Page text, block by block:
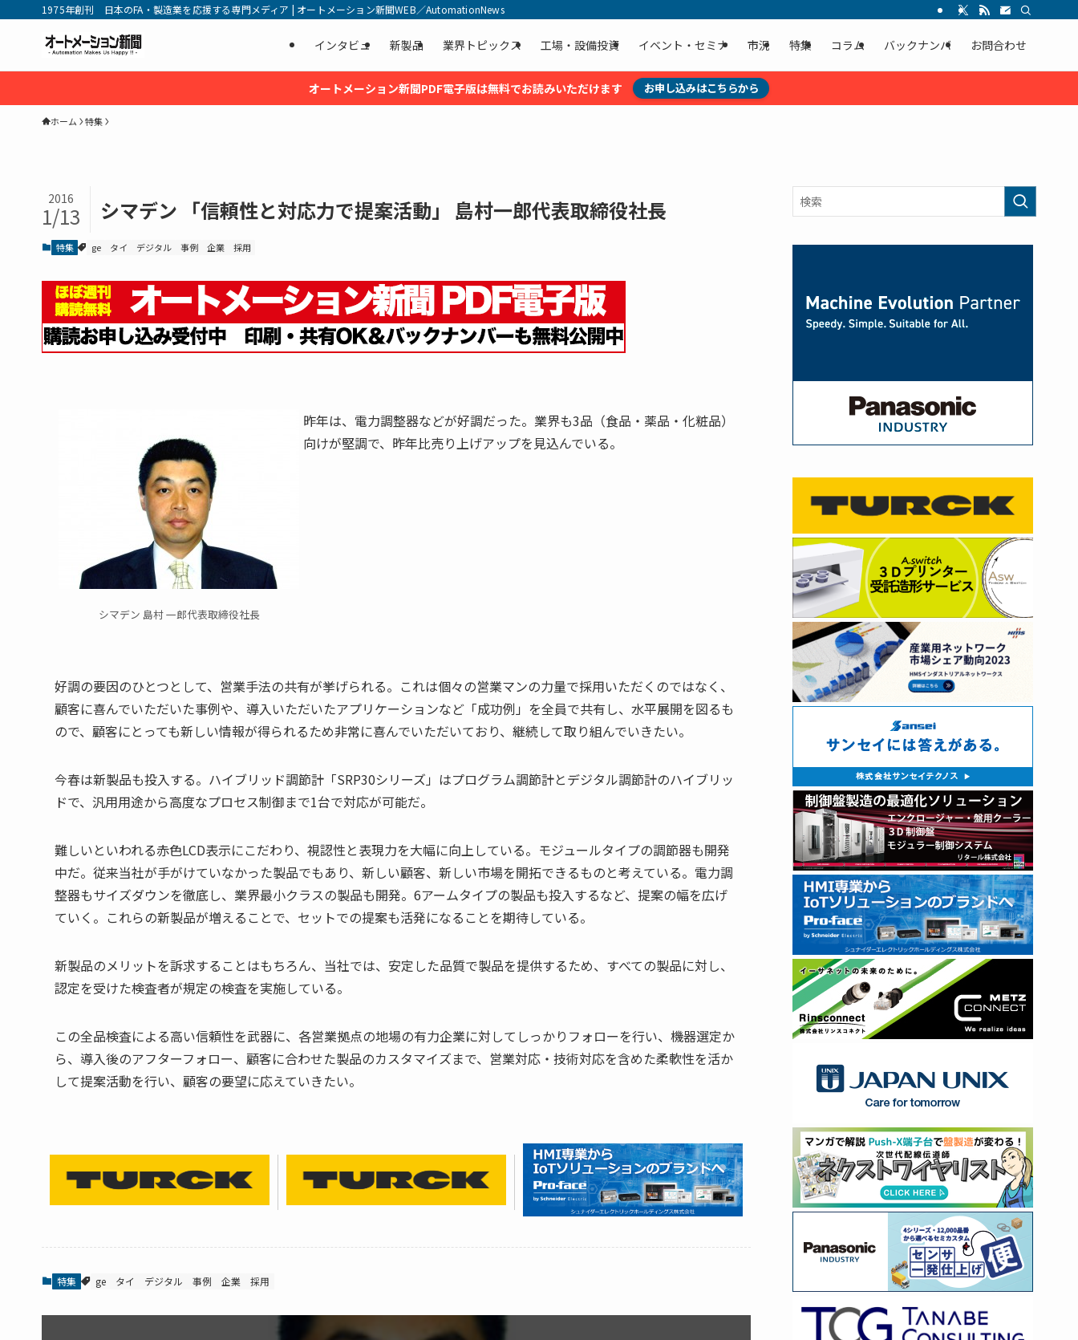
1975年創刊 日本のFA・製造業を応援する専門メディア | オートメーション新聞WEB／AutomationNews
インタビュ 新製品 業界トピックス 工場・設備投資 イベント・セミナ 市況 特集 コラム バックナンバ お問合わせ
オートメーション新聞PDF電子版は無料でお読みいただけます お申し込みはこちらから
ホーム 特集
シマデン 「信頼性と対応力で提案活動」 島村一郎代表取締役社長
2016
1/13
特集 ge タイ デジタル 事例 企業 採用
シマデン 島村 一郎代表取締役社長
昨年は、電力調整器などが好調だった。業界も3品（食品・薬品・化粧品）
向けが堅調で、昨年比売り上げアップを見込んでいる。
好調の要因のひとつとして、営業手法の共有が挙げられる。これは個々の営業マンの力量で採用いただくのではなく、
顧客に喜んでいただいた事例や、導入いただいたアプリケーションなど「成功例」を全員で共有し、水平展開を図るも
ので、顧客にとっても新しい情報が得られるため非常に喜んでいただいており、継続して取り組んでいきたい。
今春は新製品も投入する。ハイブリッド調節計「SRP30シリーズ」はプログラム調節計とデジタル調節計のハイブリッ
ドで、汎用用途から高度なプロセス制御まで1台で対応が可能だ。
難しいといわれる赤色LCD表示にこだわり、視認性と表現力を大幅に向上している。モジュールタイプの調節器も開発
中だ。従来当社が手がけていなかった製品でもあり、新しい顧客、新しい市場を開拓できるものと考えている。電力調
整器もサイズダウンを徹底し、業界最小クラスの製品も開発。6アームタイプの製品も投入するなど、提案の幅を広げ
ていく。これらの新製品が増えることで、セットでの提案も活発になることを期待している。
新製品のメリットを訴求することはもちろん、当社では、安定した品質で製品を提供するため、すべての製品に対し、
認定を受けた検査者が規定の検査を実施している。
この全品検査による高い信頼性を武器に、各営業拠点の地場の有力企業に対してしっかりフォローを行い、機器選定か
ら、導入後のアフターフォロー、顧客に合わせた製品のカスタマイズまで、営業対応・技術対応を含めた柔軟性を活か
して提案活動を行い、顧客の要望に応えていきたい。
特集 ge タイ デジタル 事例 企業 採用